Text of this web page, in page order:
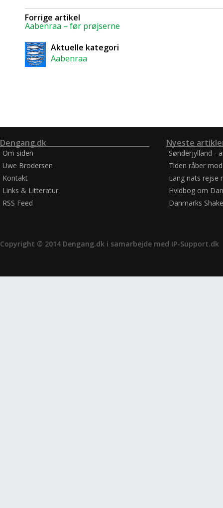
Forrige artikel
Aabenraa – før prøjserne
Aktuelle kategori
Aabenraa
Dengang.dk
Om siden
Uwe Brodersen
Kontakt
Links & Litteratur
RSS Feed
Nyeste
Sønderjylland -
Tiden råber
Lang nats rejse
Hvidbog om
Danmarks
Copyright © 2014 Dengang.dk i samarbejde med IP-Support.dk